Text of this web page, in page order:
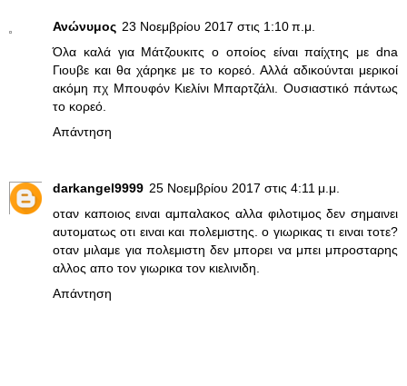
Ανώνυμος 23 Νοεμβρίου 2017 στις 1:10 π.μ.
Όλα καλά για Μάτζουκιτς ο οποίος είναι παίχτης με dna
Γιουβε και θα χάρηκε με το κορεό. Αλλά αδικούνται μερικοί
ακόμη πχ Μπουφόν Κιελίνι Μπαρτζάλι. Ουσιαστικό πάντως
το κορεό.
Απάντηση
darkangel9999 25 Νοεμβρίου 2017 στις 4:11 μ.μ.
οταν καποιος ειναι αμπαλακος αλλα φιλοτιμος δεν σημαινει
αυτοματως οτι ειναι και πολεμιστης. ο γιωρικας τι ειναι τοτε?
οταν μιλαμε για πολεμιστη δεν μπορει να μπει μπροσταρης
αλλος απο τον γιωρικα τον κιελινιδη.
Απάντηση